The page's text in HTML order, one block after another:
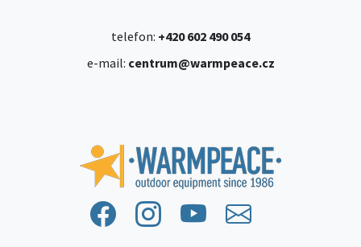
telefon: +420 602 490 054
e-mail: centrum@warmpeace.cz